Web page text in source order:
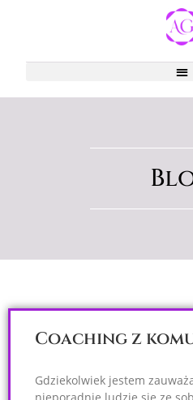
Coaching z
Gdziekolwiek jestem